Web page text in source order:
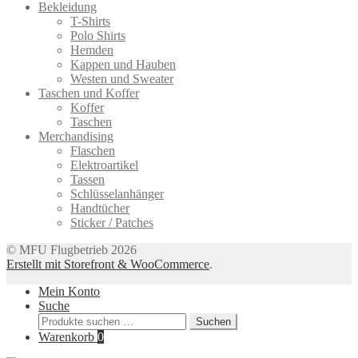
Bekleidung
T-Shirts
Polo Shirts
Hemden
Kappen und Hauben
Westen und Sweater
Taschen und Koffer
Koffer
Taschen
Merchandising
Flaschen
Elektroartikel
Tassen
Schlüsselanhänger
Handtücher
Sticker / Patches
© MFU Flugbetrieb 2026
Erstellt mit Storefront & WooCommerce.
Mein Konto
Suche
Suchen
nach:
Suchen
Warenkorb 0